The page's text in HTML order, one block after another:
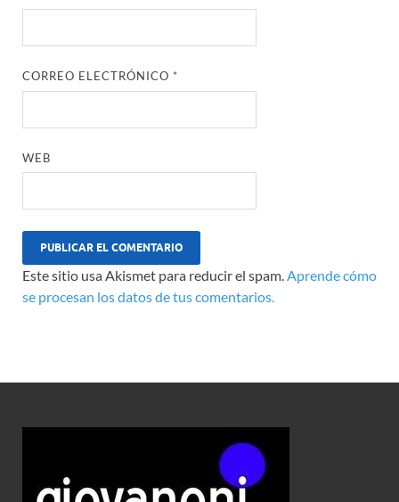
CORREO ELECTRÓNICO*
WEB
Este sitio usa Akismet para reducir el spam.Aprende cómo
se procesan los datos de tus comentarios.